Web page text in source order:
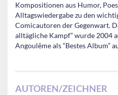
Kompositionen aus Humor,
Alltagswiedergabe zu den
Comicautoren der Gegenwart.
alltägliche Kampf” wurde 2004
Angoulême als “Bestes Album”
AUTOREN/ZEICHNER